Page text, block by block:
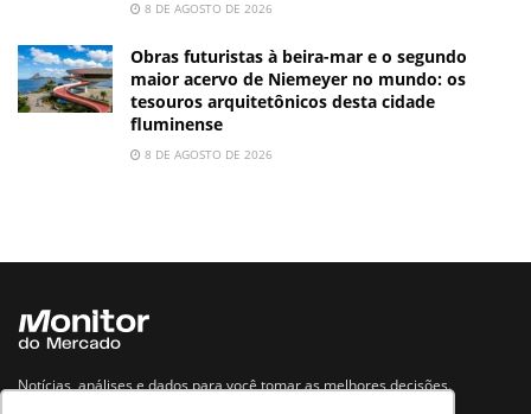
8 DE AGOSTO DE 2026
Obras futuristas à beira-mar e o segundo
maior acervo de Niemeyer no mundo: os
tesouros arquitetônicos desta cidade
fluminense
8 DE AGOSTO DE 2026
Notícias, análises e dados para você tomar as melhores decisões.